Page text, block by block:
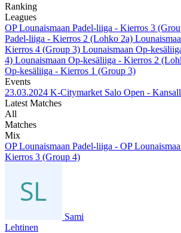
Ranking
Leagues
OP Lounaismaan Padel-liiga - Kierros 3
Padel-liiga - Kierros 2 (Lohko 2a)
Kierros 4 (Group 3) Lounaismaan Op-
4) Lounaismaan Op-kesäliiga - Kierros 2
Op-kesäliiga - Kierros 1 (Group 3)
Events
23.03.2024 K-Citymarket Salo Open -
Latest Matches
All
Matches
Mix
OP Lounaismaan Padel-liiga - OP
Kierros 3 (Group 4)
Sami
Lehtinen